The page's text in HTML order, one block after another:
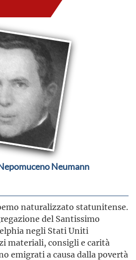
Neumann
naturalizzato statunitense.
del Santissimo
negli Stati Uniti
materiali, consigli e carità
emigrati a causa dalla povertà